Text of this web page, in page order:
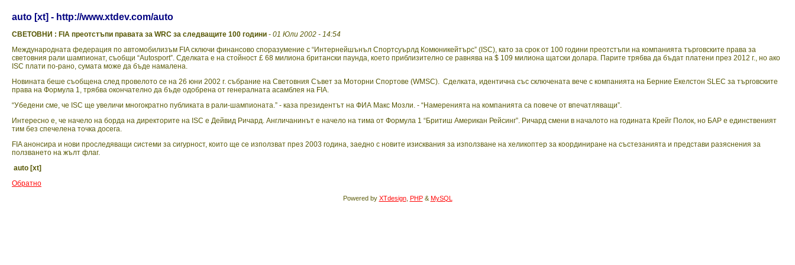
auto [xt] - http://www.xtdev.com/auto
СВЕТОВНИ : FIA преотстъпи правата за WRC за следващите 100 години - 01 Юли 2002 - 14:54
Международната федерация по автомобилизъм FIA сключи финансово споразумение с “Интернейшънъл Спортсуърлд Комюникейтърс” (ISC), като за срок от 100 години преотстъпи на компанията търговските права за
световния рали шампионат, съобщи “Autosport”. Сделката е на стойност £ 68 милиона британски паунда, което приблизително се равнява на $ 109 милиона щатски долара. Парите трябва да бъдат платени през 2012 г., но ако
ISC плати по-рано, сумата може да бъде намалена.
Новината беше съобщена след провелото се на 26 юни 2002 г. събрание на Световния Съвет за Моторни Спортове (WMSC). Сделката, идентична със сключената вече с компанията на Берние Екелстон SLEC за търговските
права на Формула 1, трябва окончателно да бъде одобрена от генералната асамблея на FIA.
“Убедени сме, че ISC ще увеличи многократно публиката в рали-шампионата.” - каза президентът на ФИА Макс Мозли. - “Намеренията на компанията са повече от впечатляващи”.
Интересно е, че начело на борда на директорите на ISC e Дейвид Ричард. Англичанинът е начело на тима от Формула 1 “Бритиш Американ Рейсинг”. Ричард смени в началото на годината Крейг Полок, но БАР е единственият
тим без спечелена точка досега.
FIA анонсира и нови проследяващи системи за сигурност, които ще се използват през 2003 година, заедно с новите изисквания за използване на хеликоптер за координиране на състезанията и представи разяснения за
ползването на жълт флаг.
auto [xt]
Обратно
Powered by XTdesign, PHP& MySQL